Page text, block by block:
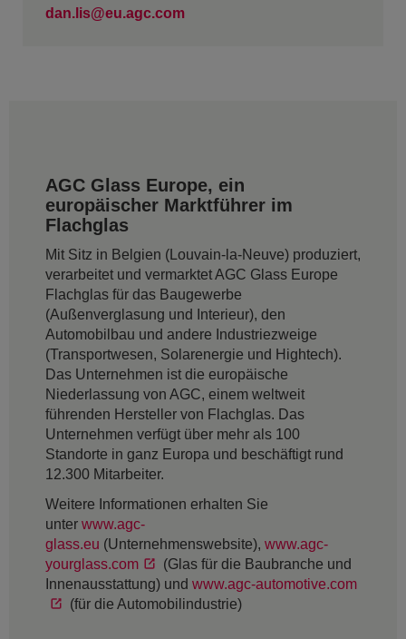
dan.lis@eu.agc.com
AGC Glass Europe, ein
europäischer Marktführer im
Flachglas
Mit Sitz in Belgien (Louvain-la-Neuve) produziert,
verarbeitet und vermarktet AGC Glass Europe
Flachglas für das Baugewerbe
(Außenverglasung und Interieur), den
Automobilbau und andere Industriezweige
(Transportwesen, Solarenergie und Hightech).
Das Unternehmen ist die europäische
Niederlassung von AGC, einem weltweit
führenden Hersteller von Flachglas. Das
Unternehmen verfügt über mehr als 100
Standorte in ganz Europa und beschäftigt rund
12.300 Mitarbeiter.
Weitere Informationen erhalten Sie
unter www.agc-
glass.eu (Unternehmenswebsite), www.agc-
yourglass.com
(Glas für die Baubranche und
Innenausstattung) und www.agc-automotive.com
(für die Automobilindustrie)